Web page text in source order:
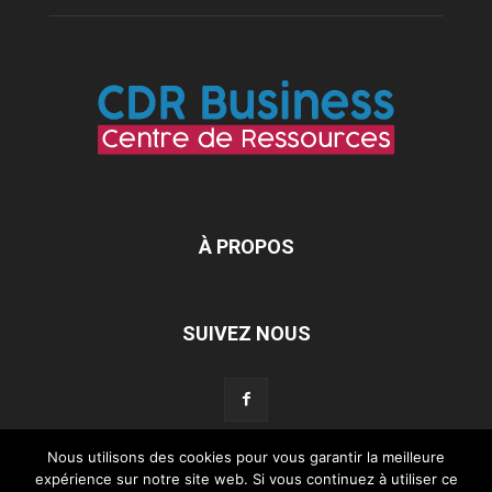
À PROPOS
SUIVEZ NOUS
Mentions légales À propos de nous Contact Connexion
Nous utilisons des cookies pour vous garantir la meilleure
expérience sur notre site web. Si vous continuez à utiliser ce